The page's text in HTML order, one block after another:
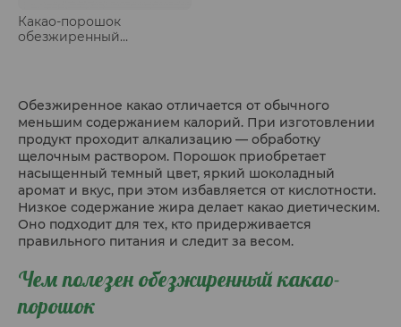
Какао-порошок
обезжиренный
Обезжиренное какао отличается от обычного
меньшим содержанием калорий. При изготовлении
продукт проходит алкализацию — обработку
щелочным раствором. Порошок приобретает
насыщенный темный цвет, яркий шоколадный
аромат и вкус, при этом избавляется от кислотности.
Низкое содержание жира делает какао диетическим.
Оно подходит для тех, кто придерживается
правильного питания и следит за весом.
Чем полезен обезжиренный какао-
порошок